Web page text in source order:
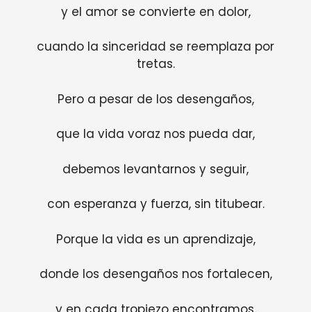
y el amor se convierte en dolor,
cuando la sinceridad se reemplaza por
tretas.
Pero a pesar de los desengaños,
que la vida voraz nos pueda dar,
debemos levantarnos y seguir,
con esperanza y fuerza, sin titubear.
Porque la vida es un aprendizaje,
donde los desengaños nos fortalecen,